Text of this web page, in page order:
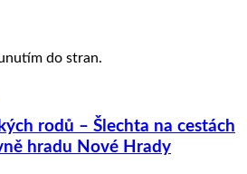
do stran.
rodů – Šlechta na cestách
hradu Nové Hrady